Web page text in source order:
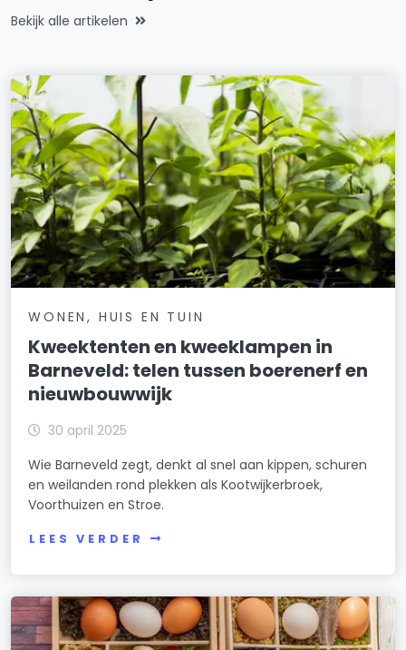
Bekijk alle artikelen
WONEN, HUIS EN TUIN
Kweektenten en kweeklampen in
Barneveld: telen tussen boerenerf en
nieuwbouwwijk
30 april 2025
Wie Barneveld zegt, denkt al snel aan kippen, schuren
en weilanden rond plekken als Kootwijkerbroek,
Voorthuizen en Stroe.
LEES VERDER